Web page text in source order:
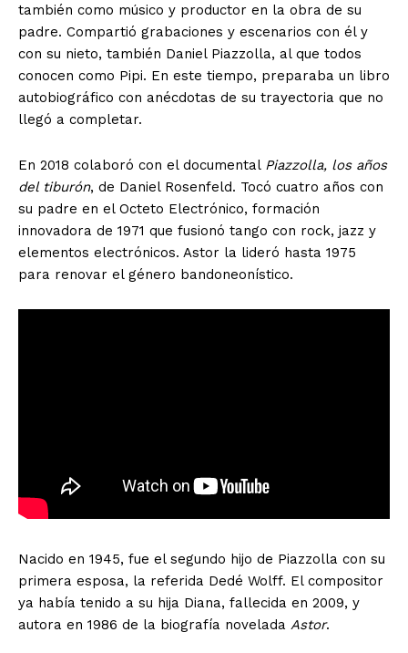
también como músico y productor en la obra de su
padre. Compartió grabaciones y escenarios con él y
con su nieto, también Daniel Piazzolla, al que todos
conocen como Pipi. En este tiempo, preparaba un libro
autobiográfico con anécdotas de su trayectoria que no
llegó a completar.
En 2018 colaboró con el documental Piazzolla, los años
del tiburón, de Daniel Rosenfeld. Tocó cuatro años con
su padre en el Octeto Electrónico, formación
innovadora de 1971 que fusionó tango con rock, jazz y
elementos electrónicos. Astor la lideró hasta 1975
para renovar el género bandoneonístico.
Nacido en 1945, fue el segundo hijo de Piazzolla con su
primera esposa, la referida Dedé Wolff. El compositor
ya había tenido a su hija Diana, fallecida en 2009, y
autora en 1986 de la biografía novelada Astor.